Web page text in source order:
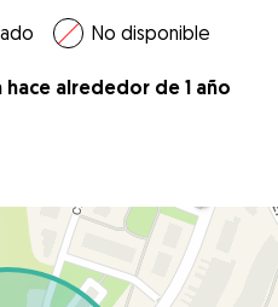
No disponible
alrededor de 1 año